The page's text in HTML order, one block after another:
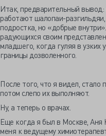
Итак, предварительный
работают шалопаи-разгильдяи,
подростка, но «добрые
радующихся своим
младшего, когда гуляя в узких
границы дозволенного.
После того, что я видел,
потом слепо их выполняют.
Ну, а теперь о врачах.
Еще когда я был в Москве, Аня
меня к ведущему